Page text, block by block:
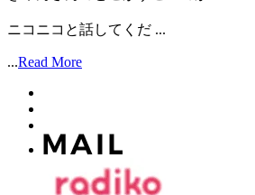
ニコニコと話してくだ ...
...Read More